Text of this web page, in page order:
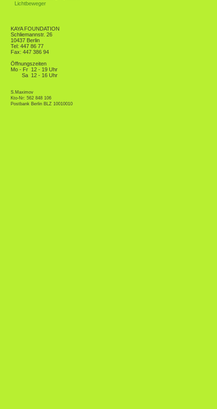
Lichtbeweger
KAYA FOUNDATION
Schliemannstr. 26
10437 Berlin
Tel: 447 86 77
Fax: 447 386 94
Öffnungszeiten
Mo - Fr 12 - 19 Uhr
Sa 12 - 16 Uhr
S.Maximov
Kto-Nr: 562 848 106
Postbank Berlin BLZ 10010010